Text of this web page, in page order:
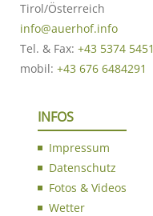
Tirol/Österreich
info@auerhof.info
Tel. & Fax: +43 5374 5451
mobil: +43 676 6484291
INFOS
Impressum
Datenschutz
Fotos & Videos
Wetter